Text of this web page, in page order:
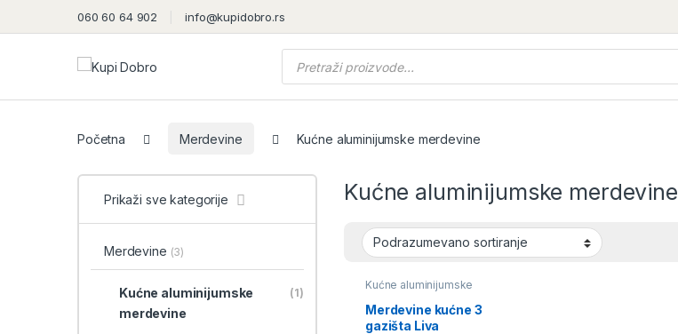
060 60 64 902 info@kupidobro.rs
Products search
Početna Merdevine Kućne aluminijumske merdevine
Kućne aluminijumske merdevine
Kućne aluminijumske
Merdevine
Merdevine kućne 3
gazišta Liva
Prikaži sve kategorije
Merdevine (3)
Kućne aluminijumske
merdevine
(1)